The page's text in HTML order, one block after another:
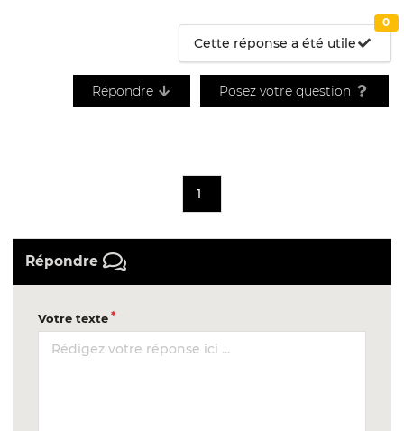
Cette réponse a été utile
0
Répondre Posez votre question
1
Répondre
Votre texte